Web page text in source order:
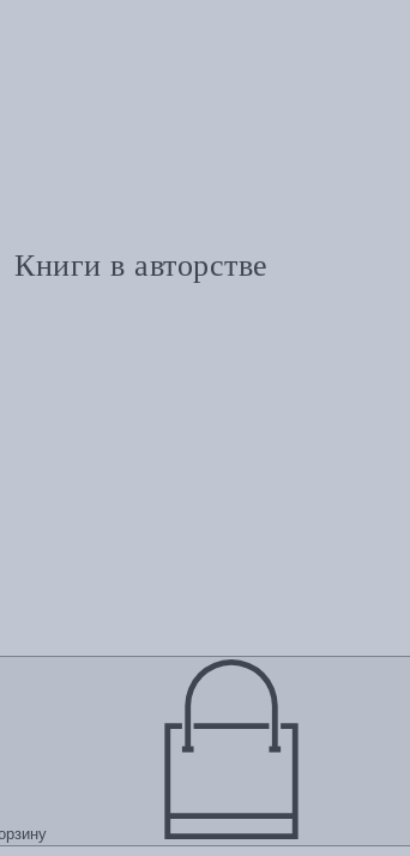
Книги в авторстве